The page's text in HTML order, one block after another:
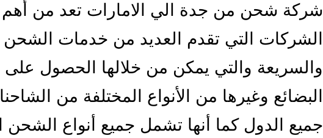
شركة شحن من جدة الي الامارات تعد من أهم
الشركات التي تقدم العديد من خدمات الشحن
والسريعة والتي يمكن من خلالها الحصول
البضائع وغيرها من الأنواع المختلفة من
جميع الدول كما أنها تشمل جميع أنواع الشحن